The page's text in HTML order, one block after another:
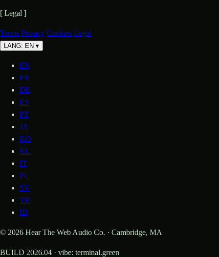
[ Legal ]
Terms Privacy Cookies Legal
LANG: EN ▾
EN
FR
DE
ES
PT
JA
KO
NL
IT
PL
SV
TR
ID
© 2026 Hear The Web Audio Co. · Cambridge, MA
BUILD 2026.04 · vibe: terminal.green